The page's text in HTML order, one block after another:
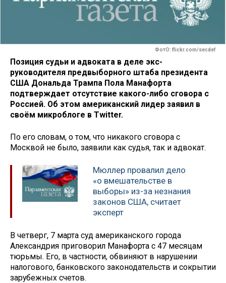
ФотО: flickr.com/secdef
Позиция судьи и адвоката в деле экс-
руководителя предвыборного штаба президента
США Дональда Трампа Пола Манафорта
подтверждает отсутствие какого-либо сговора с
Россией. Об этом американский лидер заявил в
своём микроблоге в Twitter.
По его словам, о том, что никакого сговора с
Москвой не было, заявили как судья, так и адвокат.
Мюллер провалил дело
«о вмешательстве в
выборы» из-за незнания
законов США, считает
эксперт
В четверг, 7 марта суд американского города
Александрия приговорил Манафорта с 47 месяцам
тюрьмы. Его, в частности, обвиняют в нарушении
налогового, банковского законодательств и сокрытии
зарубежных счетов.